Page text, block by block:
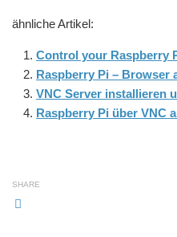
ähnliche Artikel:
Control your Raspberry
Raspberry Pi – Browser
VNC Server installieren
Raspberry Pi über VNC
SHARE